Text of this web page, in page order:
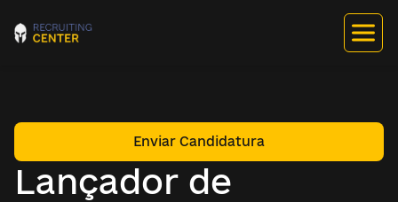
Lançador de
Enviar Candidatura